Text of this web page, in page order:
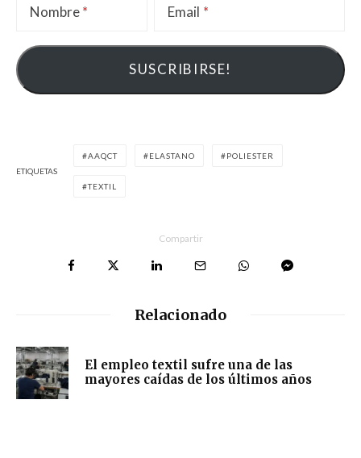
Nombre Email
ETIQUETAS
AAQCT ELASTANO POLIESTER
TEXTIL
Compartir
Relacionado
El empleo textil sufre una de las
mayores caídas de los últimos años